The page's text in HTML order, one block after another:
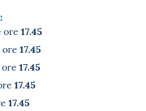
ore 17.45
ore 17.45
17.45
17.45
17.45